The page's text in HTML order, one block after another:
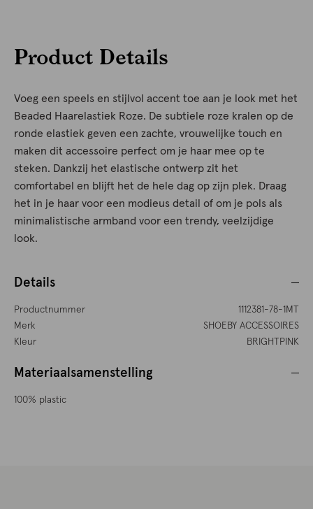
Product Details
Voeg een speels en stijlvol accent toe aan je look met het
Beaded Haarelastiek Roze. De subtiele roze kralen op de
ronde elastiek geven een zachte, vrouwelijke touch en
maken dit accessoire perfect om je haar mee op te
steken. Dankzij het elastische ontwerp zit het
comfortabel en blijft het de hele dag op zijn plek. Draag
het in je haar voor een modieus detail of om je pols als
minimalistische armband voor een trendy, veelzijdige
look.
Details
Productnummer
1112381-78-1MT
Merk
SHOEBY ACCESSOIRES
Kleur
BRIGHTPINK
Materiaalsamenstelling
100% plastic